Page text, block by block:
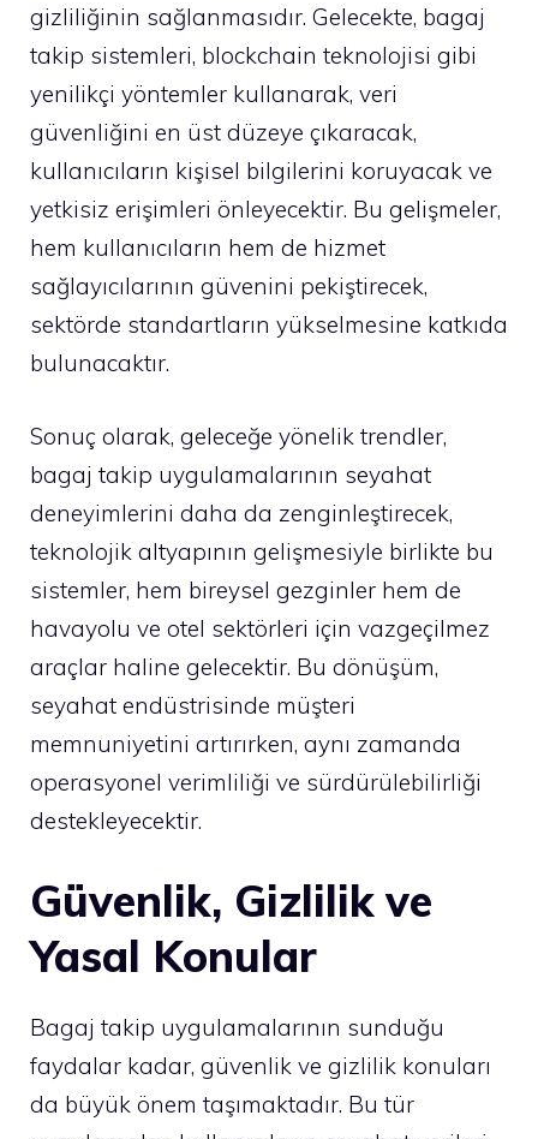
gizliliğinin sağlanmasıdır. Gelecekte, bagaj
takip sistemleri, blockchain teknolojisi gibi
yenilikçi yöntemler kullanarak, veri
güvenliğini en üst düzeye çıkaracak,
kullanıcıların kişisel bilgilerini koruyacak ve
yetkisiz erişimleri önleyecektir. Bu gelişmeler,
hem kullanıcıların hem de hizmet
sağlayıcılarının güvenini pekiştirecek,
sektörde standartların yükselmesine katkıda
bulunacaktır.
Sonuç olarak, geleceğe yönelik trendler,
bagaj takip uygulamalarının seyahat
deneyimlerini daha da zenginleştirecek,
teknolojik altyapının gelişmesiyle birlikte bu
sistemler, hem bireysel gezginler hem de
havayolu ve otel sektörleri için vazgeçilmez
araçlar haline gelecektir. Bu dönüşüm,
seyahat endüstrisinde müşteri
memnuniyetini artırırken, aynı zamanda
operasyonel verimliliği ve sürdürülebilirliği
destekleyecektir.
Güvenlik, Gizlilik ve
Yasal Konular
Bagaj takip uygulamalarının sunduğu
faydalar kadar, güvenlik ve gizlilik konuları
da büyük önem taşımaktadır. Bu tür